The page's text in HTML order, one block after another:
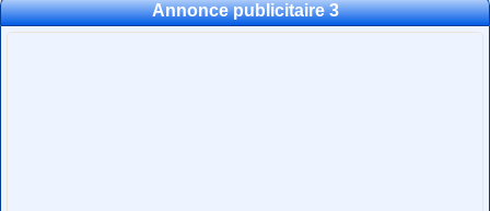
Annonce publicitaire 3